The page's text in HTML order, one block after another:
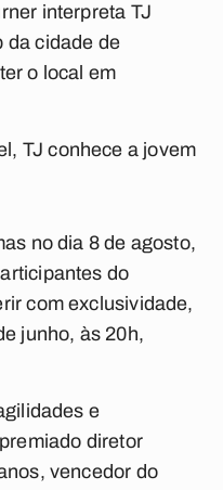
interpreta TJ
da cidade de
o local em
TJ conhece a jovem
no dia 8 de agosto,
do
com exclusividade,
junho, às 20h,
e
diretor
vencedor do